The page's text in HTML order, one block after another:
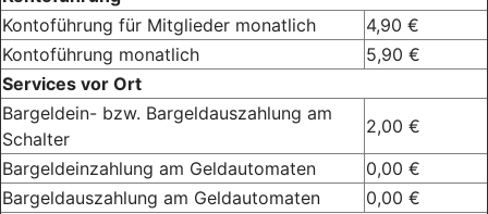
Kontoführung für Mitglieder monatlich
4,90 €
Kontoführung monatlich
5,90 €
Services vor Ort
Bargeldein- bzw. Bargeldauszahlung am
Schalter
2,00 €
Bargeldeinzahlung am Geldautomaten
0,00 €
Bargeldauszahlung am Geldautomaten
0,00 €